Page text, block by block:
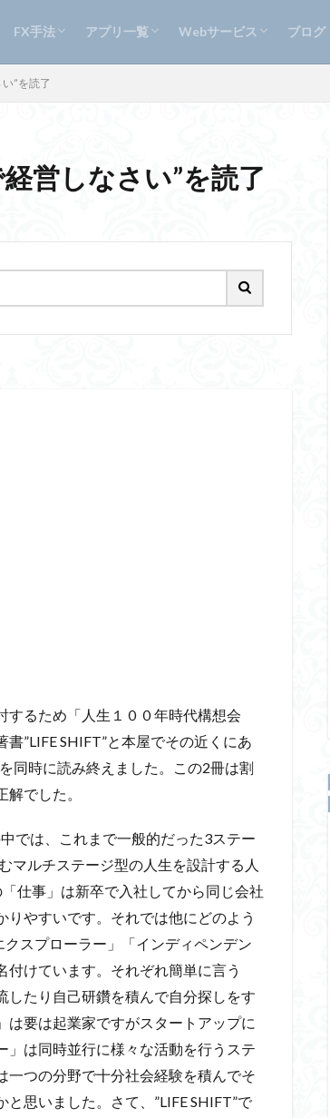
ツール
ー
ジケータ
ーッチ」インジケ
ーター２
文ツール
ール 」
ジケータ(無料)
ター(無料)
ケーター(無料)
料)
FX手法
五十日(ゴトー日)の仲値トレード【自動売買
統計にもとづくFX指標トレード手法(ツール
GaneshaLogicHyper
アプリ一覧
脱出ゲーム 棺桶（Escape Game Coffin）
Sudoku × Healing (ナンプレ × ヒーリング)
RunningSamurai ランニングサムライ
Webサービス
VirtuaTrader
ブログ
”を読了
経営しなさい”を読了
するため「人生１００年時代構想会
”LIFE SHIFT”と本屋でその近くにあ
同時に読み終えました。この2冊は割
でした。
では、これまで一般的だった3ステー
マルチステージ型の人生を設計する人
仕事」は新卒で入社してから同じ会社
やすいです。それでは他にどのよう
クスプローラー」「インディペンデン
付けています。それぞれ簡単に言う
したり自己研鑽を積んで自分探しをす
は要は起業家ですがスタートアップに
は同時並行に様々な活動を行うステ
一つの分野で十分社会経験を積んでそ
思いました。さて、”LIFE SHIFT”で